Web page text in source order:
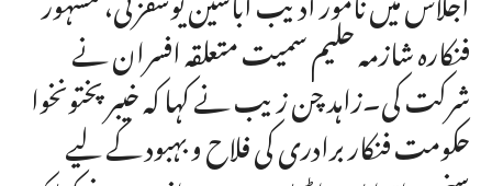
فنکارہ شازمہ حلیم سمیت متعلقہ افسران نے
شرکت کی۔زاہد چن زیب نے کہا کہ خیبر پختونخوا
حکومت فنکار برادری کی فلاح و بہبود کے لیے